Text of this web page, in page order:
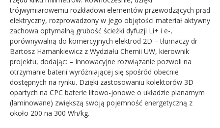
trójwymiarowemu rozkładowi elementów przewodzących prąd
elektryczny, rozprowadzony w jego objętości materiał aktywny
zachowa optymalną grubość ścieżki dyfuzji Li+ i e-,
porównywalną do komercyjnych elektrod 2D – tłumaczy dr
Bartosz Hamankiewicz z Wydziału Chemii UW, kierownik
projektu, dodając: – Innowacyjne rozwiązanie pozwoli na
otrzymanie baterii wyróżniającej się spośród obecnie
dostępnych na rynku. Dzięki zastosowaniu kolektorów 3D
opartych na CPC baterie litowo-jonowe o układzie planarnym
(laminowane) zwiększą swoją pojemność energetyczną z
około 200 na 300 Wh/kg.